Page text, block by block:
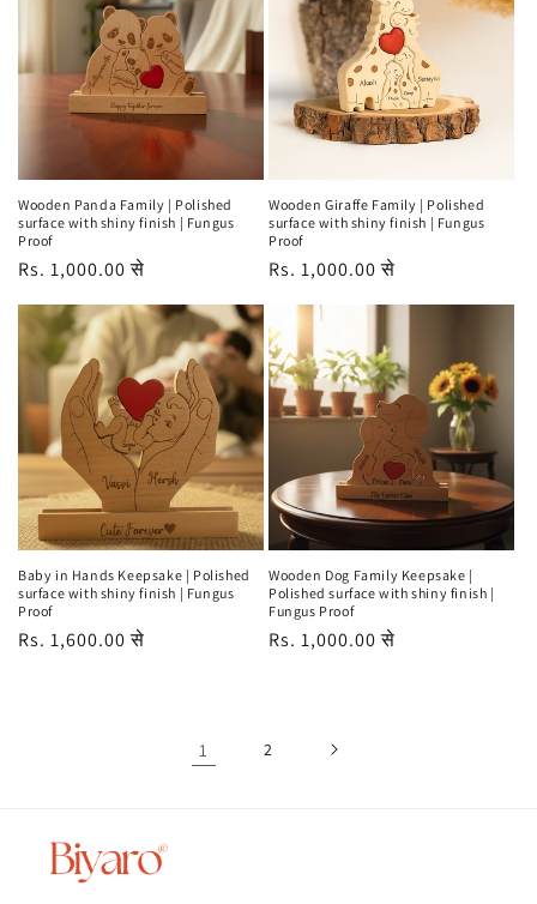
Wooden Panda Family | Polished
surface with shiny finish | Fungus
Proof
नियमित
रूप
मूल्य
Rs. 1,000.00 से
Wooden Giraffe Family | Polished
surface with shiny finish | Fungus
Proof
नियमित
से
मूल्य
Rs. 1,000.00 से
Baby in Hands Keepsake | Polished
surface with shiny finish | Fungus
Proof
नियमित
Rs. 1,600.00 से
Wooden Dog Family Keepsake |
Polished surface with shiny finish |
Fungus Proof
नियमित
Rs. 1,000.00 से
1 2